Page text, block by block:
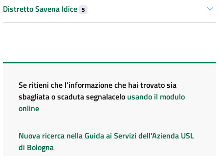
Distretto Savena Idice 5
Se ritieni che l'informazione che hai trovato sia
sbagliata o scaduta segnalacelo usando il modulo
online
Nuova ricerca nella Guida ai Servizi dell'Azienda USL
di Bologna